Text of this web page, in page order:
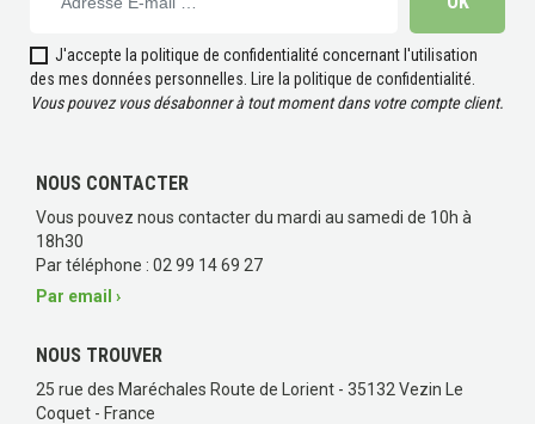
J'accepte la politique de confidentialité concernant l'utilisation
des mes données personnelles. Lire la politique de confidentialité
Vous pouvez vous désabonner à tout moment dans votre compte client.
NOUS CONTACTER
Vous pouvez nous contacter du mardi au samedi de 10h à
18h30
Par téléphone : 02 99 14 69 27
Par email ›
NOUS TROUVER
25 rue des Maréchales Route de Lorient - 35132 Vezin Le
Coquet - France